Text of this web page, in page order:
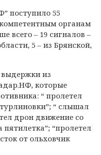
поступило 55
органам
всего – 19 сигналов –
5 – из Брянской,
из
которые
“ пролетел
“ слышал
дрон движение со
“пролетел
от ольховчик